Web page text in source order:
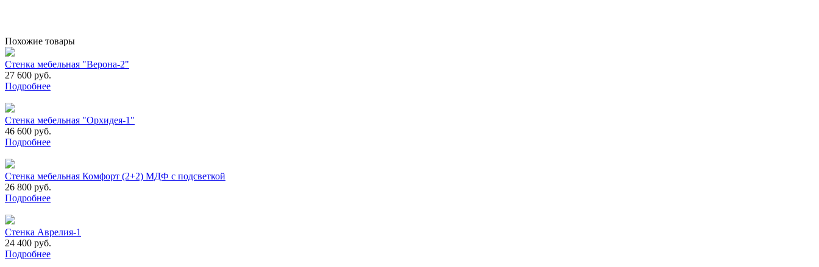
Похожие товары
Стенка мебельная "Верона-2"
27 600 руб.
Подробнее
Стенка мебельная "Орхидея-1"
46 600 руб.
Подробнее
Стенка мебельная Комфорт (2+2) МДФ с подсветкой
26 800 руб.
Подробнее
Стенка Аврелия-1
24 400 руб.
Подробнее